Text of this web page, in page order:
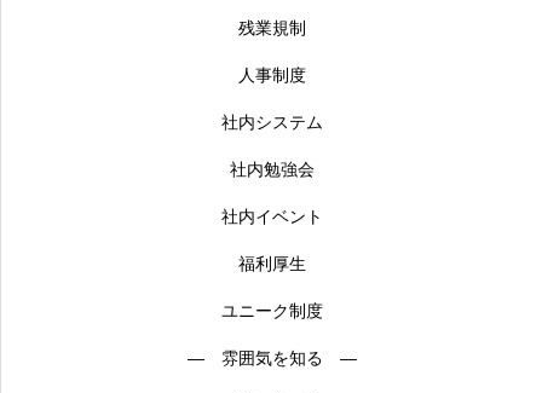
残業規制
人事制度
社内システム
社内勉強会
社内イベント
福利厚生
ユニーク制度
― 雰囲気を知る ―